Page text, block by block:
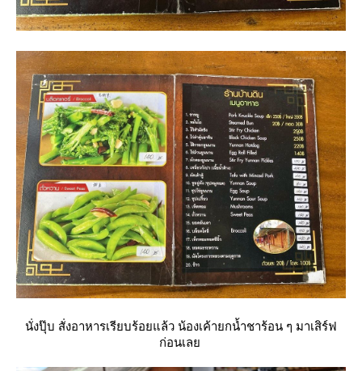
นั่งปุ๊บ สั่งอาหารเรียบร้อยแล้ว น้องเค้ายกน้ำชาร้อน ๆ มาเสิร์ฟ
ก่อนเล